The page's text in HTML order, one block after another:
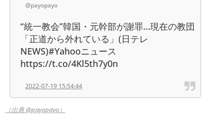
@payopayo
“統一教会”韓国・元幹部が謝罪…現在の教団
「正道から外れている」(日テレ
NEWS)#Yahooニュース
https://t.co/4Kl5th7y0n
2022-07-19 15:54:44
（出典 @payopayo）